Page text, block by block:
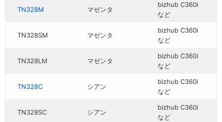
TN328M マゼンタ
bizhub C360i
など
TN328SM マゼンタ
bizhub C360i
など
TN328LM マゼンタ
bizhub C360i
など
TN328C シアン
bizhub C360i
など
TN328SC シアン
bizhub C360i
など